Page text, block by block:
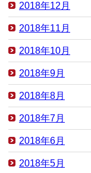
2018年12月
2018年11月
2018年10月
2018年9月
2018年8月
2018年7月
2018年6月
2018年5月